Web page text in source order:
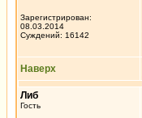
Зарегистрирован:
08.03.2014
Суждений: 16142
Наверх
Либ
Гость